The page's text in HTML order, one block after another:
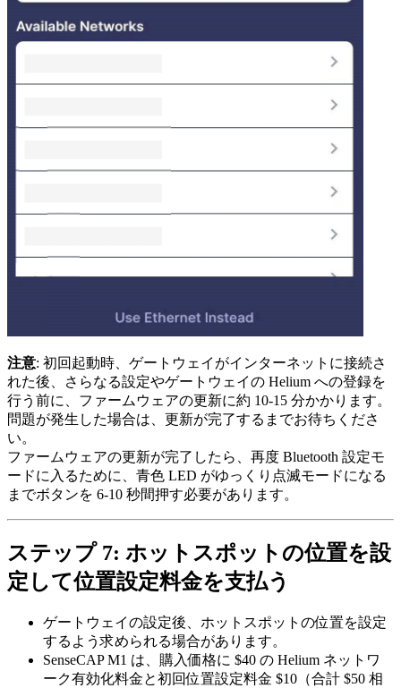
注意: 初回起動時、ゲートウェイがインターネットに接続さ
れた後、さらなる設定やゲートウェイの Helium への登録を
行う前に、ファームウェアの更新に約 10-15 分かかります。
問題が発生した場合は、更新が完了するまでお待ちくださ
い。
ファームウェアの更新が完了したら、再度 Bluetooth 設定モ
ードに入るために、青色 LED がゆっくり点滅モードになる
までボタンを 6-10 秒間押す必要があります。
ステップ 7: ホットスポットの位置を設
定して位置設定料金を支払う
ゲートウェイの設定後、ホットスポットの位置を設定
するよう求められる場合があります。
SenseCAP M1 は、購入価格に $40 の Helium ネットワ
ーク有効化料金と初回位置設定料金 $10（合計 $50 相